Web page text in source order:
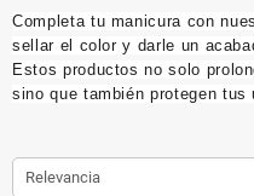
Completa tu manicura con
sellar el color y darle un
Estos productos no solo
sino que también protegen tus
Relevancia